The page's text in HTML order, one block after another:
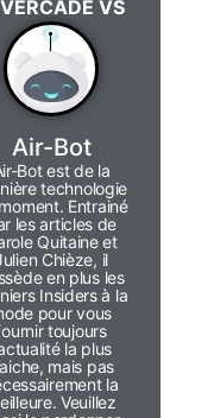
VS
Air-Bot
Bot est de la
technologie
Entrainé
les articles de
Quitaine et
Chièze, il
en plus les
Insiders à la
pour vous
toujours
la plus
mais pas
la
Veuillez